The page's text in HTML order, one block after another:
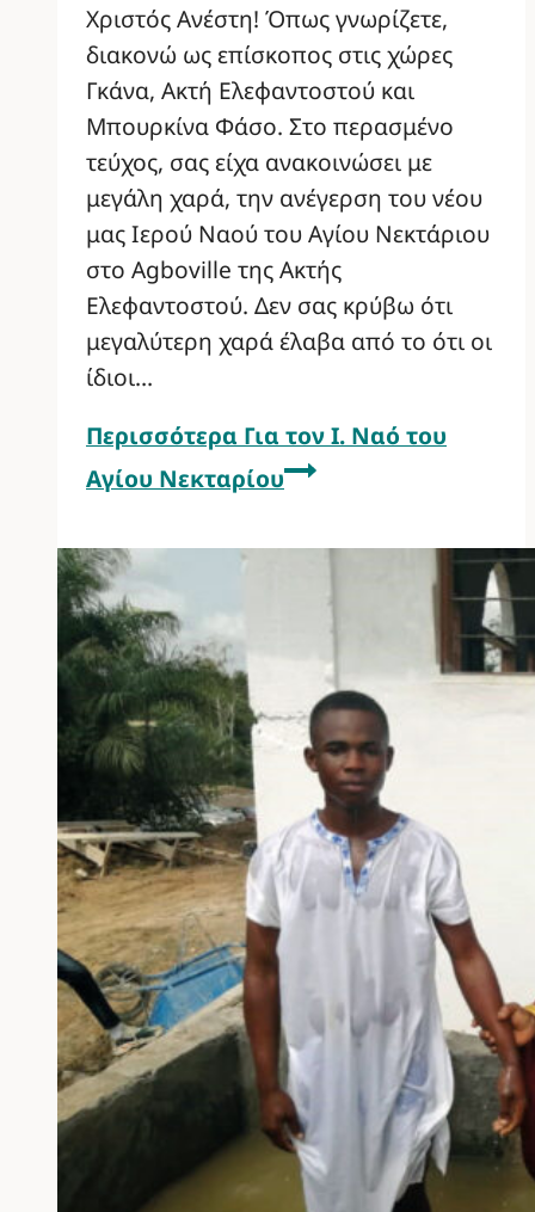
Χριστός Ανέστη! Όπως γνωρίζετε,
διακονώ ως επίσκοπος στις χώρες
Γκάνα, Ακτή Ελεφαντοστού και
Μπουρκίνα Φάσο. Στο περασμένο
τεύχος, σας είχα ανακοινώσει με
μεγάλη χαρά, την ανέγερση του νέου
μας Ιερού Ναού του Αγίου Νεκτάριου
στο Agboville της Ακτής
Ελεφαντοστού. Δεν σας κρύβω ότι
μεγαλύτερη χαρά έλαβα από το ότι οι
ίδιοι…
Περισσότερα Για τον Ι. Ναό του
Αγίου Νεκταρίου